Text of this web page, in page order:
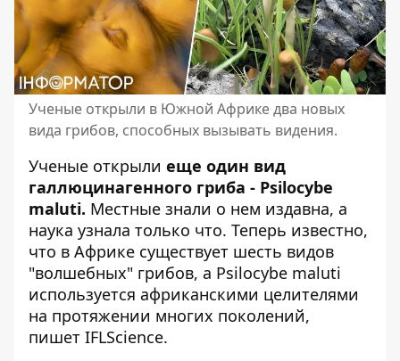
Ученые открыли в Южной Африке два новых
вида грибов, способных вызывать видения.
Ученые открыли еще один вид
галлюцинагенного гриба - Psilocybe
maluti. Местные знали о нем издавна, а
наука узнала только что. Теперь известно,
что в Африке существует шесть видов
"волшебных" грибов, а Psilocybe maluti
используется африканскими целителями
на протяжении многих поколений,
пишет IFLScience.